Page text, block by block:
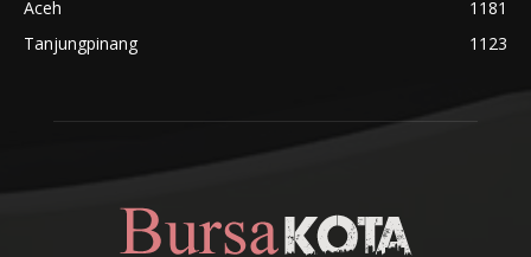
Aceh
1181
Tanjungpinang
1123